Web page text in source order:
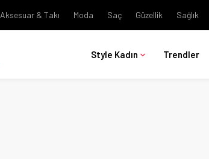
Aksesuar & Takı Moda Saç Güzellik Sağlık
Style Kadın Trendler